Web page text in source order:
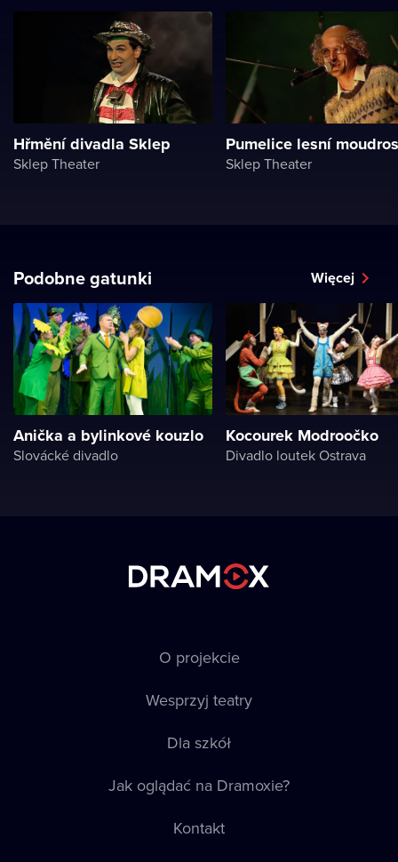
Hřmění divadla Sklep
Sklep Theater
Pumelice lesní
Sklep Theater
Podobne gatunki Więcej
Anička a bylinkové kouzlo
Slovácké divadlo
Kocourek Modroočko
Divadlo loutek Ostrava
O projekcie
Wesprzyj teatry
Dla szkół
Jak oglądać na Dramoxie?
Kontakt